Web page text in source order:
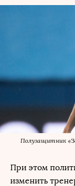
Полузащитник
При этом
изменить